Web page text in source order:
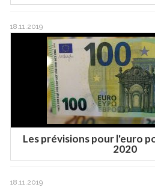
18.11.2019
Les prévisions pour l'euro
2020
18.11.2019